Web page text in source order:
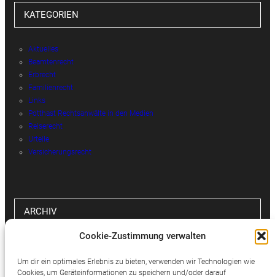
Cookie-Zustimmung verwalten
Um dir ein optimales Erlebnis zu bieten, verwenden wir Technologien wie
Cookies, um Geräteinformationen zu speichern und/oder darauf
KATEGORIEN
Aktuelles
Beamtenrecht
Erbrecht
Familienrecht
Links
Potthast Rechtsanwälte in den Medien
Reiserecht
Urteile
Versicherungsrecht
ARCHIV